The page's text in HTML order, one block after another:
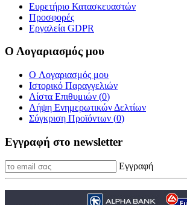
Ευρετήριο Κατασκευαστών
Προσφορές
Εργαλεία GDPR
Ο Λογαριασμός μου
O Λογαριασμός μου
Ιστορικό Παραγγελιών
Λίστα Επιθυμιών (0)
Λήψη Ενημερωτικών Δελτίων
Σύγκριση Προϊόντων (0)
Εγγραφή στο newsletter
Εγγραφή